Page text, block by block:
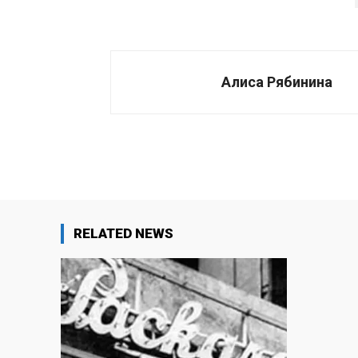
Алиса Рябинина
RELATED NEWS